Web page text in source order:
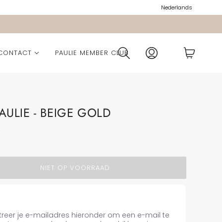
Nederlands
PAULIE MEMBER CLUB
- BEIGE GOLD
NIET OP VOORRAAD
je e-mailadres hieronder om een e-mail te